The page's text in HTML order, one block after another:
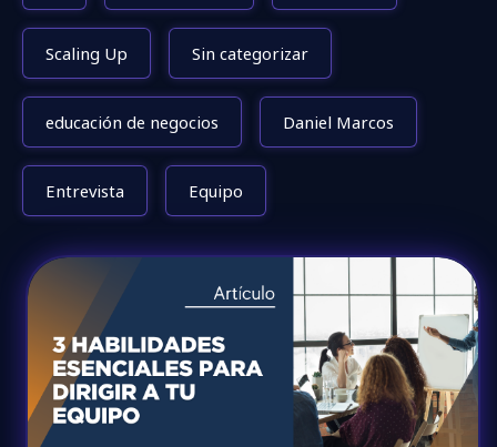
Scaling Up Sin categorizar
educación de negocios Daniel Marcos
Entrevista Equipo